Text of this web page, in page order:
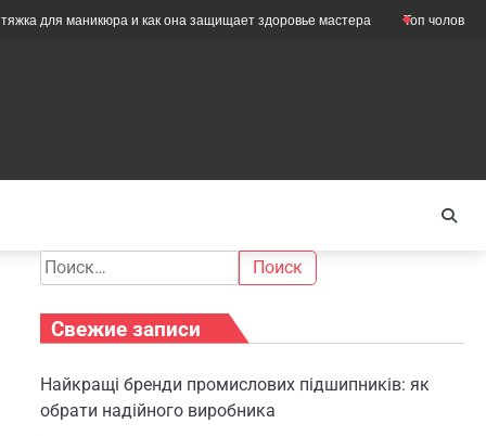
маникюра и как она защищает здоровье мастера Топ чоловічих
Найти:
Свежие записи
Найкращі бренди промислових підшипників: як
обрати надійного виробника